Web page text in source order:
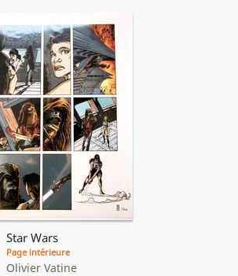
Star Wars
Page intérieure
Olivier Vatine